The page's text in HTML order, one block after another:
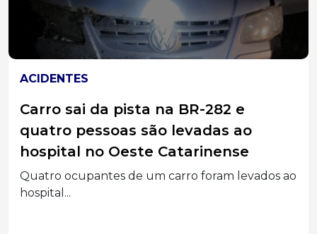
ACIDENTES
Carro sai da pista na BR-282 e
quatro pessoas são levadas ao
hospital no Oeste Catarinense
Quatro ocupantes de um carro foram levados ao
hospital...